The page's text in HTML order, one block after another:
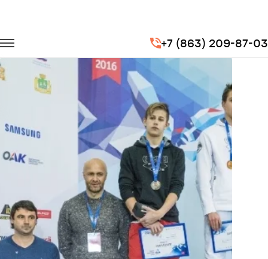
+7 (863) 209-87-03
Транспорт для спорта
Кубок по плаванию им. Александра Попова